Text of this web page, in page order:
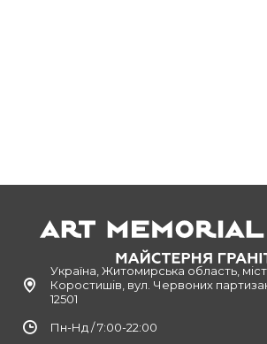
Україна, Житомирська область,
Коростишів, вул. Червоних
12501
Пн-Нд / 7:00-22:00